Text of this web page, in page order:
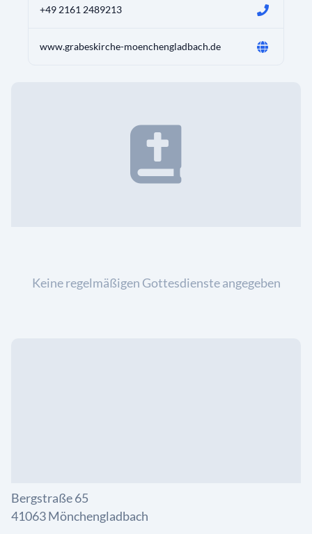
+49 2161 2489213
www.grabeskirche-moenchengladbach.de
Keine regelmäßigen Gottesdienste angegeben
Bergstraße 65
41063 Mönchengladbach